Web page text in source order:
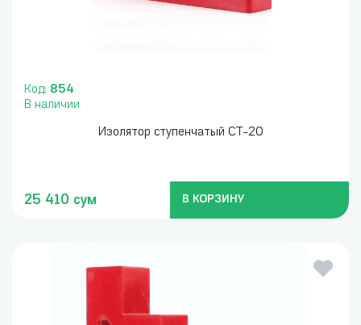
Код: 854
В наличии
Изолятор ступенчатый СТ-20
25 410 сум В КОРЗИНУ